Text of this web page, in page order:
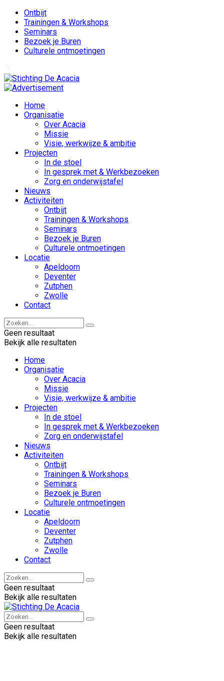
Ontbijt
Trainingen & Workshops
Seminars
Bezoek je Buren
Culturele ontmoetingen
Home
Organisatie
Over Acacia
Missie
Visie, werkwijze & ambitie
Projecten
In de stoel
In gesprek met & Werkbezoeken
Zorg en onderwijstafel
Nieuws
Activiteiten
Ontbijt
Trainingen & Workshops
Seminars
Bezoek je Buren
Culturele ontmoetingen
Locatie
Apeldoorn
Deventer
Zutphen
Zwolle
Contact
Geen resultaat
Bekijk alle resultaten
Home
Organisatie
Over Acacia
Missie
Visie, werkwijze & ambitie
Projecten
In de stoel
In gesprek met & Werkbezoeken
Zorg en onderwijstafel
Nieuws
Activiteiten
Ontbijt
Trainingen & Workshops
Seminars
Bezoek je Buren
Culturele ontmoetingen
Locatie
Apeldoorn
Deventer
Zutphen
Zwolle
Contact
Geen resultaat
Bekijk alle resultaten
Geen resultaat
Bekijk alle resultaten